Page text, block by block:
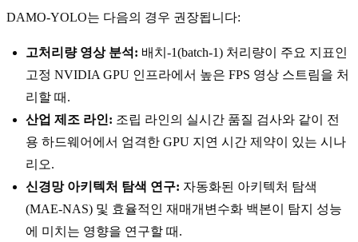
DAMO-YOLO는 다음의 경우 권장됩니다:
고처리량 영상 분석: 배치-1(batch-1) 처리량이 주요 지표인
고정 NVIDIA GPU 인프라에서 높은 FPS 영상 스트림을 처
리할 때.
산업 제조 라인: 조립 라인의 실시간 품질 검사와 같이 전
용 하드웨어에서 엄격한 GPU 지연 시간 제약이 있는 시나
리오.
신경망 아키텍처 탐색 연구: 자동화된 아키텍처 탐색
(MAE-NAS) 및 효율적인 재매개변수화 백본이 탐지 성능
에 미치는 영향을 연구할 때.